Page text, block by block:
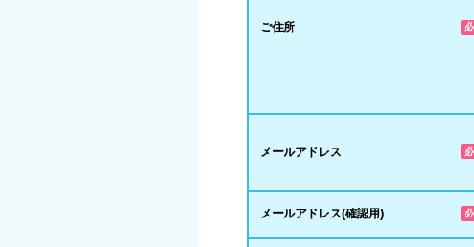
ご住所
メールアドレス
メールアドレス(確認用)